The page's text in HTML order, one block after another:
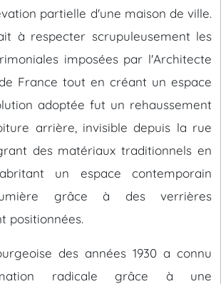
partielle d'une maison de ville.
à respecter scrupuleusement les
imposées par l'Architecte
France tout en créant un espace
adoptée fut un rehaussement
arrière, invisible depuis la rue
des matériaux traditionnels en
un espace contemporain
grâce à des verrières
positionnées.
des années 1930 a connu
radicale grâce à une